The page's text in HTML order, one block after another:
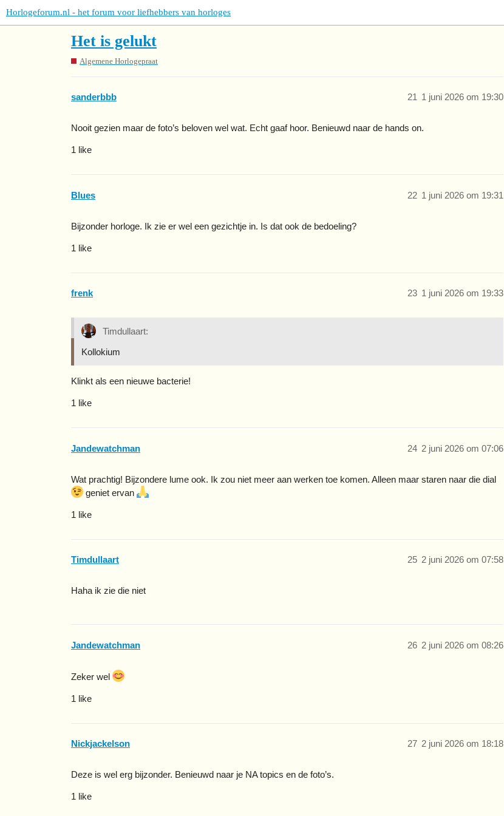
Horlogeforum.nl - het forum voor liefhebbers van horloges
Het is gelukt
Algemene Horlogepraat
sanderbbb 1 juni 2026 om 19:30
21
Nooit gezien maar de foto’s beloven wel wat. Echt gaaf hoor. Benieuwd naar de hands on.
1 like
Blues 1 juni 2026 om 19:31
22
Bijzonder horloge. Ik zie er wel een gezichtje in. Is dat ook de bedoeling?
1 like
frenk 1 juni 2026 om 19:33
23
Timdullaart:
Kollokium
Klinkt als een nieuwe bacterie!
1 like
Jandewatchman 2 juni 2026 om 07:06
24
Wat prachtig! Bijzondere lume ook. Ik zou niet meer aan werken toe komen. Alleen maar staren naar die dial
geniet ervan
1 like
Timdullaart 2 juni 2026 om 07:58
25
Haha ik zie die niet
Jandewatchman 2 juni 2026 om 08:26
26
Zeker wel
1 like
Nickjackelson 2 juni 2026 om 18:18
27
Deze is wel erg bijzonder. Benieuwd naar je NA topics en de foto’s.
1 like